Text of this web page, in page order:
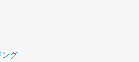
ング